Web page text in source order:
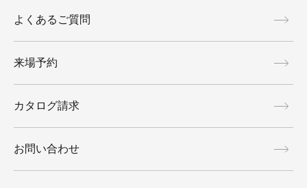
よくあるご質問
来場予約
カタログ請求
お問い合わせ